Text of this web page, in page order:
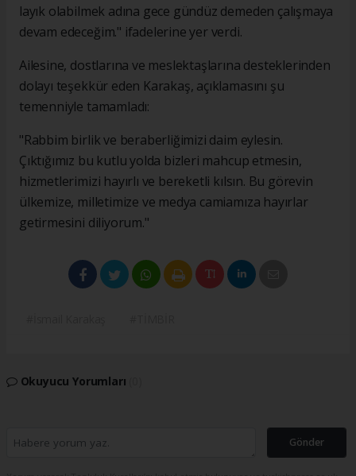
layık olabilmek adına gece gündüz demeden çalışmaya
devam edeceğim." ifadelerine yer verdi.
Ailesine, dostlarına ve meslektaşlarına desteklerinden
dolayı teşekkür eden Karakaş, açıklamasını şu
temenniyle tamamladı:
"Rabbim birlik ve beraberliğimizi daim eylesin.
Çıktığımız bu kutlu yolda bizleri mahcup etmesin,
hizmetlerimizi hayırlı ve bereketli kılsın. Bu görevin
ülkemize, milletimize ve medya camiamıza hayırlar
getirmesini diliyorum."
Okuyucu Yorumları
Gönder